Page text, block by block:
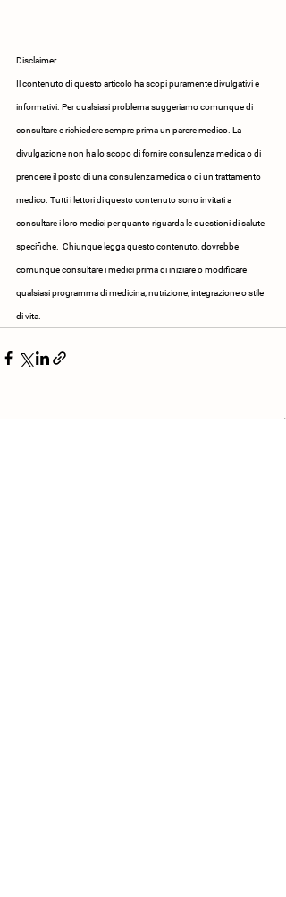
Disclaimer
Il contenuto di questo articolo ha scopi puramente divulgativi e
informativi. Per qualsiasi problema suggeriamo comunque di
consultare e richiedere sempre prima un parere medico. La
divulgazione non ha lo scopo di fornire consulenza medica o di
prendere il posto di una consulenza medica o di un trattamento
medico. Tutti i lettori di questo contenuto sono invitati a
consultare i loro medici per quanto riguarda le questioni di salute
specifiche.  Chiunque legga questo contenuto, dovrebbe
comunque consultare i medici prima di iniziare o modificare
qualsiasi programma di medicina, nutrizione, integrazione o stile
di vita.
Mostra tutti